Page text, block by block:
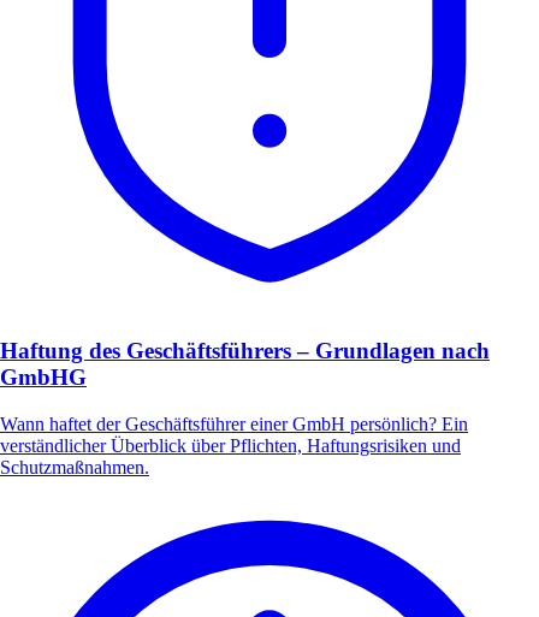
Haftung des Geschäftsführers – Grundlagen nach
GmbHG
Wann haftet der Geschäftsführer einer GmbH persönlich? Ein
verständlicher Überblick über Pflichten, Haftungsrisiken und
Schutzmaßnahmen.